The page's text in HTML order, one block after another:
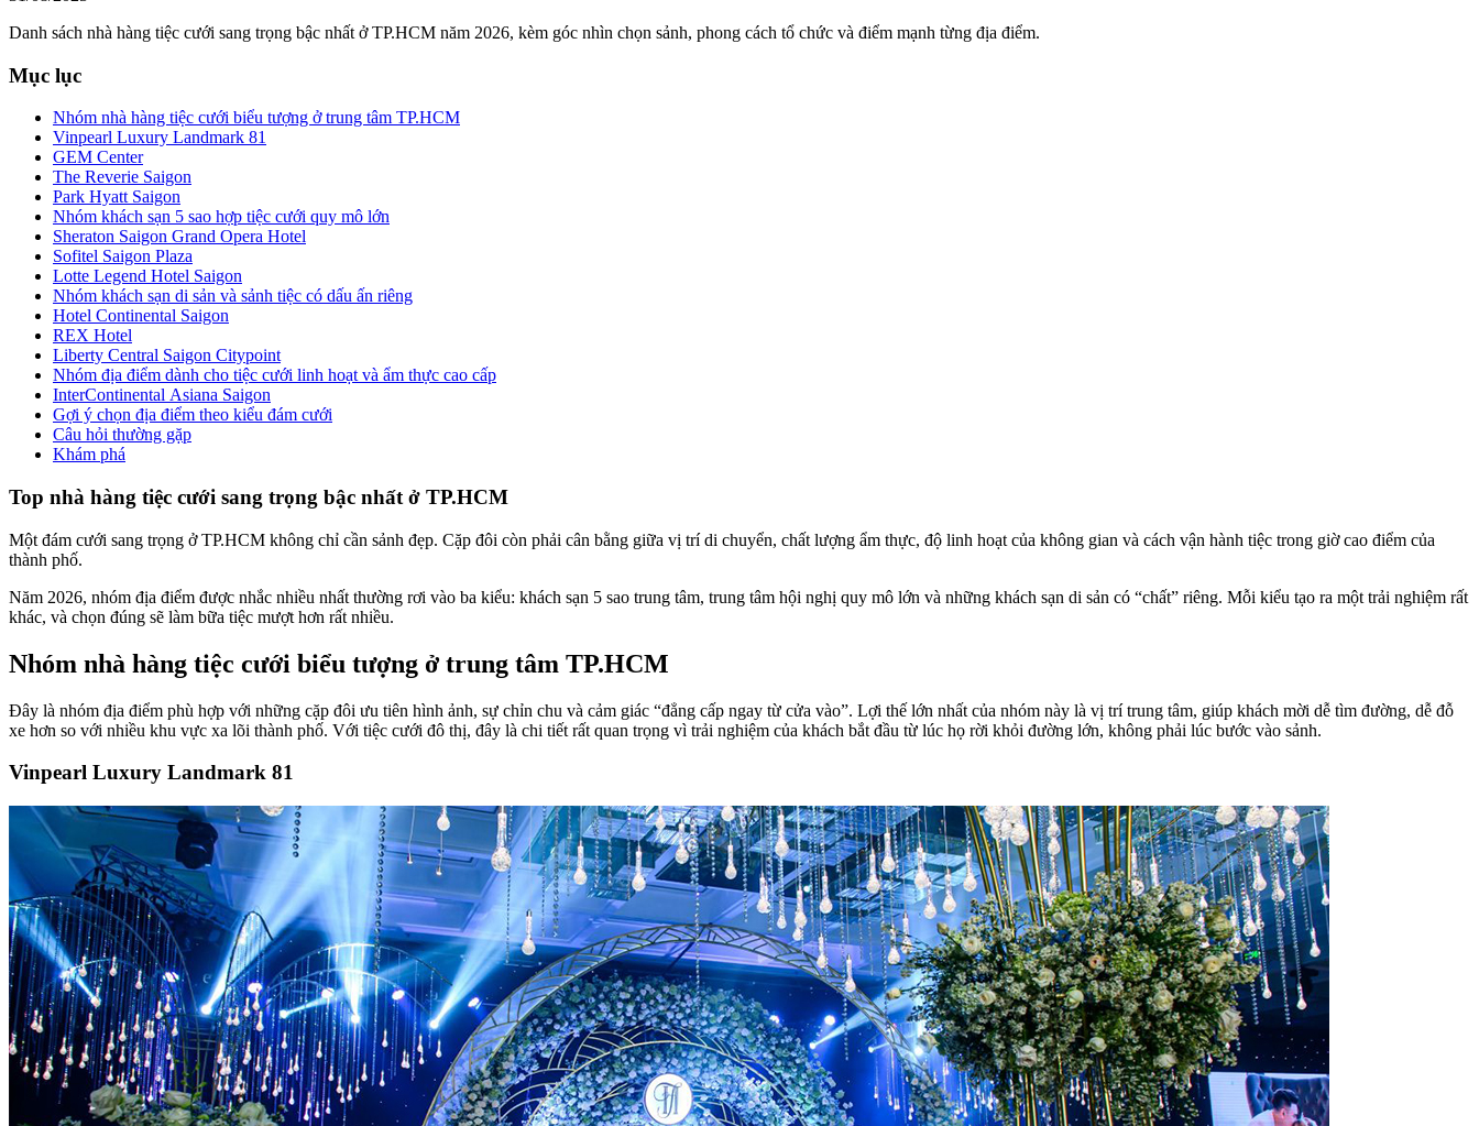
Danh sách nhà hàng tiệc cưới sang trọng bậc nhất ở TP.HCM năm 2026, kèm góc nhìn chọn sảnh, phong cách tổ chức và điểm mạnh từng địa điểm.
Mục lục
Nhóm nhà hàng tiệc cưới biểu tượng ở trung tâm TP.HCM
Vinpearl Luxury Landmark 81
GEM Center
The Reverie Saigon
Park Hyatt Saigon
Nhóm khách sạn 5 sao hợp tiệc cưới quy mô lớn
Sheraton Saigon Grand Opera Hotel
Sofitel Saigon Plaza
Lotte Legend Hotel Saigon
Nhóm khách sạn di sản và sảnh tiệc có dấu ấn riêng
Hotel Continental Saigon
REX Hotel
Liberty Central Saigon Citypoint
Nhóm địa điểm dành cho tiệc cưới linh hoạt và ẩm thực cao cấp
InterContinental Asiana Saigon
Gợi ý chọn địa điểm theo kiểu đám cưới
Câu hỏi thường gặp
Khám phá
Top nhà hàng tiệc cưới sang trọng bậc nhất ở TP.HCM
Một đám cưới sang trọng ở TP.HCM không chỉ cần sảnh đẹp. Cặp đôi còn phải cân bằng giữa vị trí di chuyển, chất lượng ẩm thực, độ linh hoạt của không gian và cách vận hành tiệc trong giờ cao điểm của
thành phố.
Năm 2026, nhóm địa điểm được nhắc nhiều nhất thường rơi vào ba kiểu: khách sạn 5 sao trung tâm, trung tâm hội nghị quy mô lớn và những khách sạn di sản có “chất” riêng. Mỗi kiểu tạo ra một trải nghiệm rất
khác, và chọn đúng sẽ làm bữa tiệc mượt hơn rất nhiều.
Nhóm nhà hàng tiệc cưới biểu tượng ở trung tâm TP.HCM
Đây là nhóm địa điểm phù hợp với những cặp đôi ưu tiên hình ảnh, sự chỉn chu và cảm giác “đẳng cấp ngay từ cửa vào”. Lợi thế lớn nhất của nhóm này là vị trí trung tâm, giúp khách mời dễ tìm đường, dễ đỗ
xe hơn so với nhiều khu vực xa lõi thành phố. Với tiệc cưới đô thị, đây là chi tiết rất quan trọng vì trải nghiệm của khách bắt đầu từ lúc họ rời khỏi đường lớn, không phải lúc bước vào sảnh.
Vinpearl Luxury Landmark 81